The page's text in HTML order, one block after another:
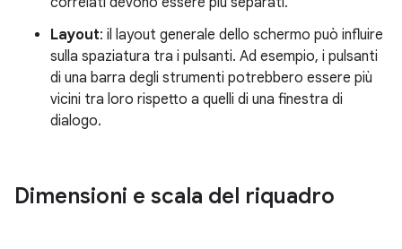
Layout: il layout generale dello schermo può influire
sulla spaziatura tra i pulsanti. Ad esempio, i pulsanti
di una barra degli strumenti potrebbero essere più
vicini tra loro rispetto a quelli di una finestra di
dialogo.
Dimensioni e scala del riquadro